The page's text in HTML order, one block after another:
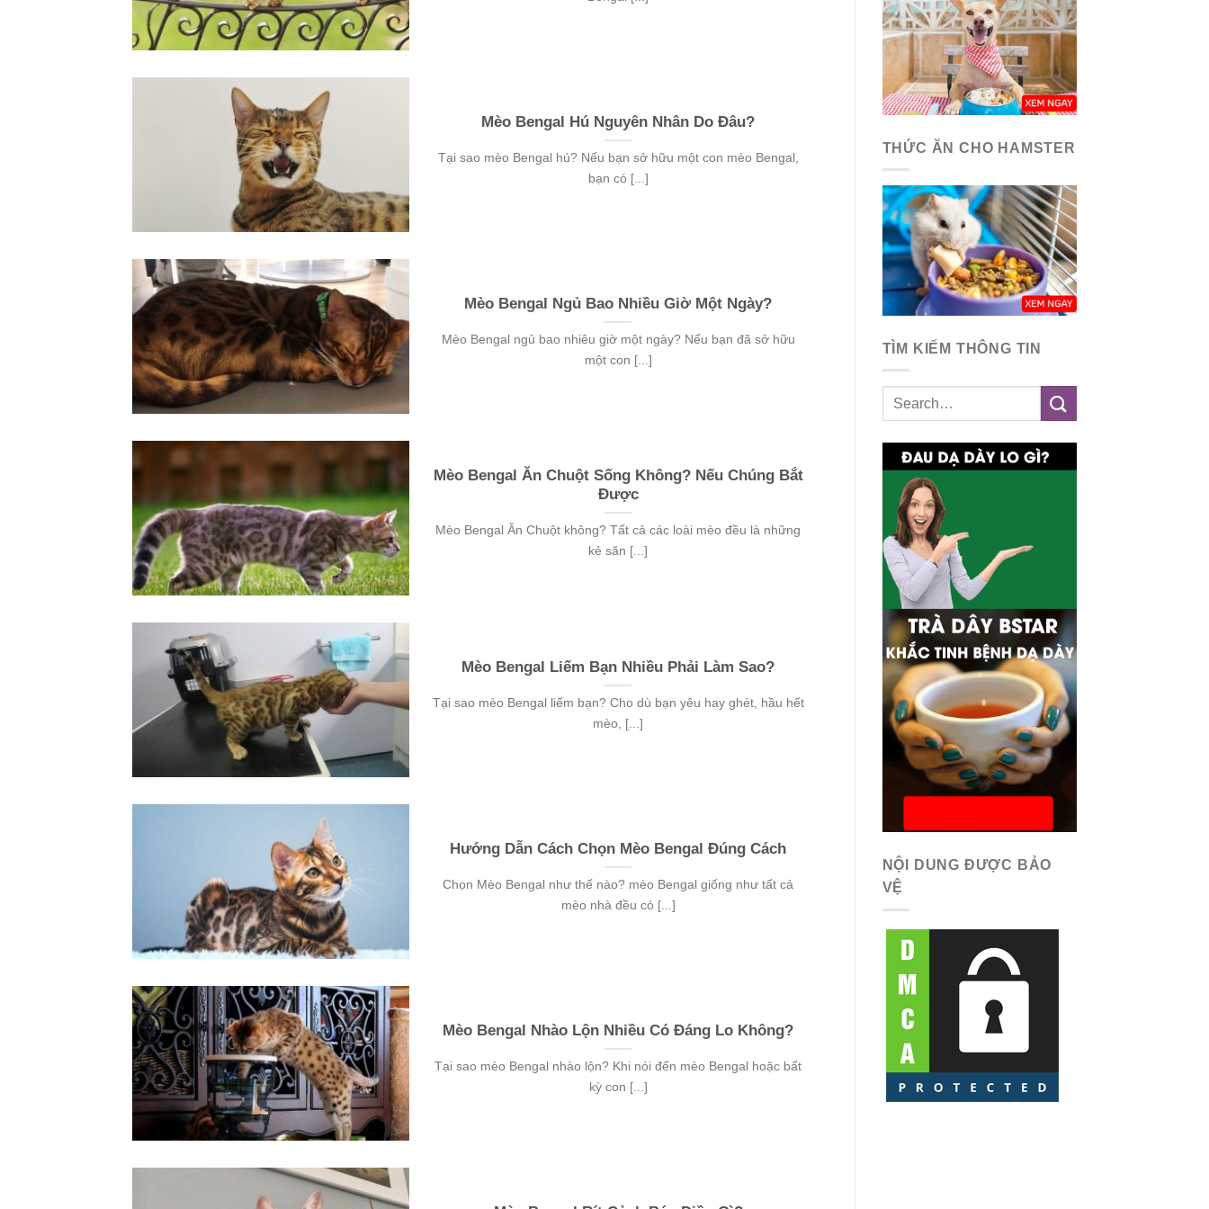
Mèo Bengal Hú Nguyên Nhân Do Đâu?
Tại sao mèo Bengal hú? Nếu bạn sở hữu một con mèo Bengal,
bạn có [...]
Mèo Bengal Ngủ Bao Nhiều Giờ Một Ngày?
Mèo Bengal ngủ bao nhiêu giờ một ngày? Nếu bạn đã sở hữu
một con [...]
Mèo Bengal Ăn Chuột Sống Không? Nếu Chúng Bắt
Được
Mèo Bengal Ăn Chuột không? Tất cả các loài mèo đều là những
kẻ săn [...]
Mèo Bengal Liếm Bạn Nhiều Phải Làm Sao?
Tại sao mèo Bengal liếm bạn? Cho dù bạn yêu hay ghét, hầu hết
mèo, [...]
Hướng Dẫn Cách Chọn Mèo Bengal Đúng Cách
Chọn Mèo Bengal như thế nào? mèo Bengal giống như tất cả
mèo nhà đều có [...]
Mèo Bengal Nhào Lộn Nhiều Có Đáng Lo Không?
Tại sao mèo Bengal nhào lộn? Khi nói đến mèo Bengal hoặc bất
kỳ con [...]
THỨC ĂN CHO HAMSTER
TÌM KIẾM THÔNG TIN
NỘI DUNG ĐƯỢC BẢO
VỆ